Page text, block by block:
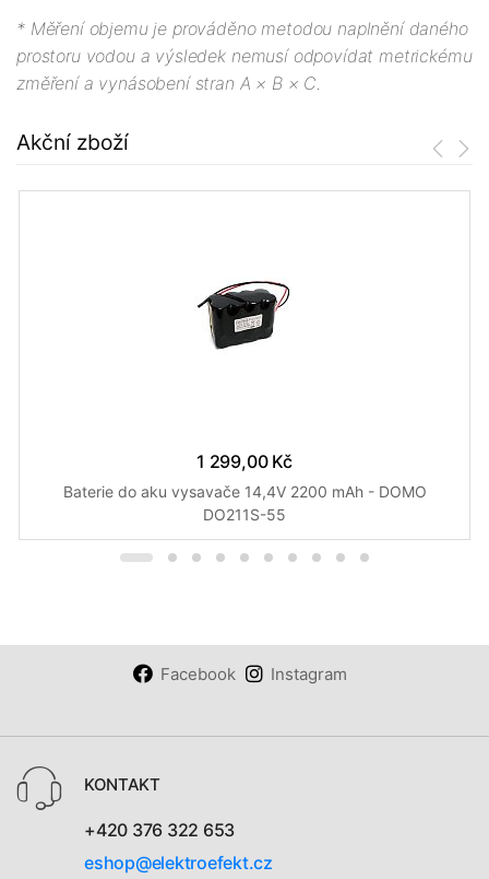
* Měření objemu je prováděno metodou naplnění daného
prostoru vodou a výsledek nemusí odpovídat metrickému
změření a vynásobení stran A × B × C.
Akční zboží
1 299,00 Kč
Baterie do aku vysavače 14,4V 2200 mAh - DOMO
DO211S-55
Facebook Instagram
KONTAKT
+420 376 322 653
eshop@elektroefekt.cz